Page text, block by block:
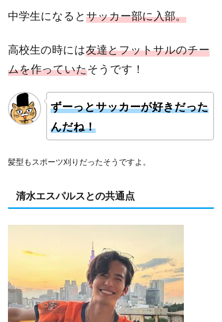
中学生になるとサッカー部に入部。
高校生の時には友達とフットサルのチー
ムを作っていたそうです！
ずーっとサッカーが好きだった
んだね！
髪型もスポーツ刈りだったそうですよ。
清水エスパルスとの共通点